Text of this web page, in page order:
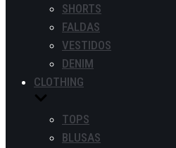
SHORTS
FALDAS
VESTIDOS
DENIM
CLOTHING
TOPS
BLUSAS